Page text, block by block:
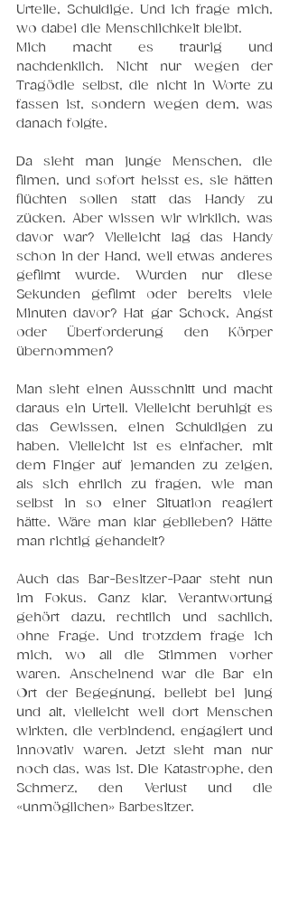
Urteile, Schuldige. Und ich frage mich,
wo dabei die Menschlichkeit bleibt.
Mich macht es traurig und
nachdenklich. Nicht nur wegen der
Tragödie selbst, die nicht in Worte zu
fassen ist, sondern wegen dem, was
danach folgte.
Da sieht man junge Menschen, die
filmen, und sofort heisst es, sie hätten
flüchten sollen statt das Handy zu
zücken. Aber wissen wir wirklich, was
davor war? Vielleicht lag das Handy
schon in der Hand, weil etwas anderes
gefilmt wurde. Wurden nur diese
Sekunden gefilmt oder bereits viele
Minuten davor? Hat gar Schock, Angst
oder Überforderung den Körper
übernommen?
Man sieht einen Ausschnitt und macht
daraus ein Urteil. Vielleicht beruhigt es
das Gewissen, einen Schuldigen zu
haben. Vielleicht ist es einfacher, mit
dem Finger auf jemanden zu zeigen,
als sich ehrlich zu fragen, wie man
selbst in so einer Situation reagiert
hätte. Wäre man klar geblieben? Hätte
man richtig gehandelt?
Auch das Bar-Besitzer-Paar steht nun
im Fokus. Ganz klar, Verantwortung
gehört dazu, rechtlich und sachlich,
ohne Frage. Und trotzdem frage ich
mich, wo all die Stimmen vorher
waren. Anscheinend war die Bar ein
Ort der Begegnung, beliebt bei jung
und alt, vielleicht weil dort Menschen
wirkten, die verbindend, engagiert und
innovativ waren. Jetzt sieht man nur
noch das, was ist. Die Katastrophe, den
Schmerz, den Verlust und die
«unmöglichen» Barbesitzer.